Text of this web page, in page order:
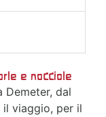
e nocciole
Demeter, dal
viaggio, per il